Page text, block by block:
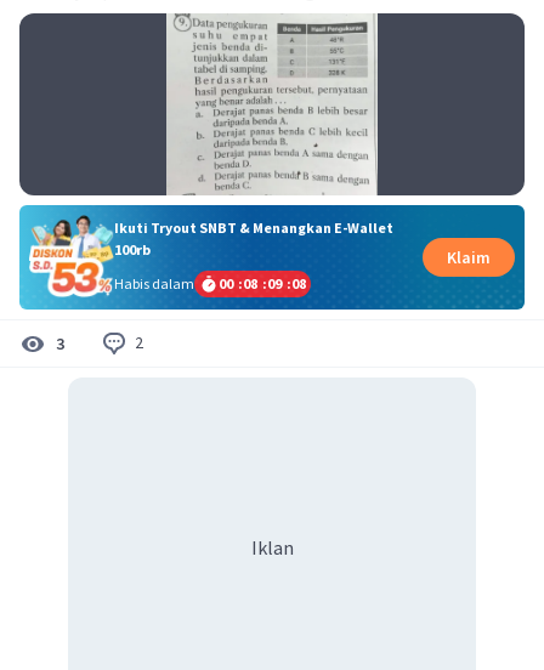
Ikuti Tryout SNBT & Menangkan E-Wallet
100rb
Habis dalam
00 :08 :09 :08
Klaim
3 2
Iklan